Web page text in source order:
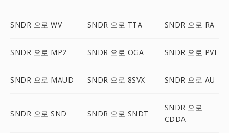
SNDR 으로 WV SNDR 으로 TTA SNDR 으로 RA
SNDR 으로 MP2 SNDR 으로 OGA SNDR 으로 PVF
SNDR 으로 MAUD SNDR 으로 8SVX SNDR 으로 AU
SNDR 으로 SND SNDR 으로 SNDT
SNDR 으로
CDDA